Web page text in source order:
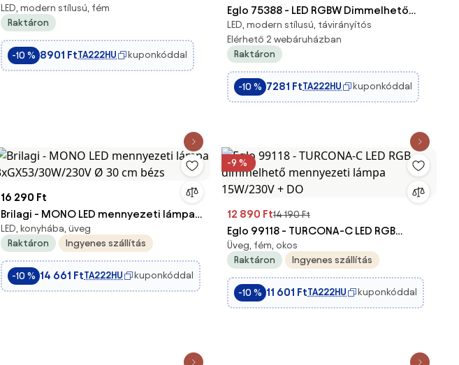
LED/18W/230V 3000/4000/6500K
fehér
LED, modern stílusú, fém
Raktáron
-10 % 8901 FtTA222HU kuponkóddal
Eglo 75388 - LED RGBW Dimmelhető
felületre szerelhető csillár GRIMSEY-C
3xE14/4W/230V + távirányító
LED, modern stílusú, távirányítós
Elérhető 2 webáruházban
Raktáron
-10 % 7281 FtTA222HU kuponkóddal
16 290 Ft
Brilagi - MONO LED mennyezeti lámpa
3xGX53/30W/230V Ø 30 cm bézs
LED, konyhába, üveg
Raktáron
Ingyenes szállítás
-10 % 14 661 FtTA222HU kuponkóddal
-9 %
12 890 Ft14 190 Ft
Eglo 99118 - TURCONA-C LED RGB
dimmelhető mennyezeti lámpa
15W/230V + DO
Üveg, fém, okos
Raktáron
Ingyenes szállítás
-10 % 11 601 FtTA222HU kuponkóddal